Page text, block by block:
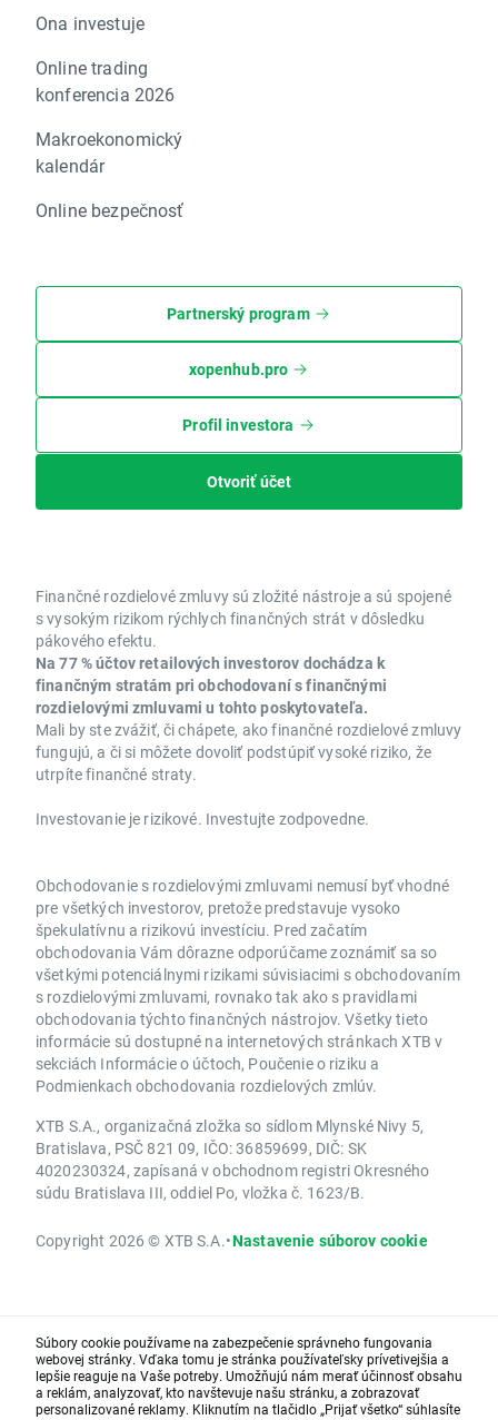
Ona investuje
Online trading
konferencia 2026
Makroekonomický
kalendár
Online bezpečnosť
Partnerský program
xopenhub.pro
Profil investora
Otvoriť účet
Finančné rozdielové zmluvy sú zložité nástroje a sú spojené
s vysokým rizikom rýchlych finančných strát v dôsledku
pákového efektu.
Na 77 % účtov retailových investorov dochádza k
finančným stratám pri obchodovaní s finančnými
rozdielovými zmluvami u tohto poskytovateľa.
Mali by ste zvážiť, či chápete, ako finančné rozdielové zmluvy
fungujú, a či si môžete dovoliť podstúpiť vysoké riziko, že
utrpíte finančné straty.
Investovanie je rizikové. Investujte zodpovedne.
Obchodovanie s rozdielovými zmluvami nemusí byť vhodné
pre všetkých investorov, pretože predstavuje vysoko
špekulatívnu a rizikovú investíciu. Pred začatím
obchodovania Vám dôrazne odporúčame zoznámiť sa so
všetkými potenciálnymi rizikami súvisiacimi s obchodovaním
s rozdielovými zmluvami, rovnako tak ako s pravidlami
obchodovania týchto finančných nástrojov. Všetky tieto
informácie sú dostupné na internetových stránkach XTB v
sekciách Informácie o účtoch, Poučenie o riziku a
Podmienkach obchodovania rozdielových zmlúv.
XTB S.A., organizačná zložka so sídlom Mlynské Nivy 5,
Bratislava, PSČ 821 09, IČO: 36859699, DIČ: SK
4020230324, zapísaná v obchodnom registri Okresného
súdu Bratislava III, oddiel Po, vložka č. 1623/B.
Copyright 2026 © XTB S.A.•Nastavenie súborov cookie
Súbory cookie používame na zabezpečenie správneho fungovania
webovej stránky. Vďaka tomu je stránka používateľsky prívetivejšia a
lepšie reaguje na Vaše potreby. Umožňujú nám merať účinnosť obsahu
a reklám, analyzovať, kto navštevuje našu stránku, a zobrazovať
personalizované reklamy. Kliknutím na tlačidlo „Prijať všetko“ súhlasíte